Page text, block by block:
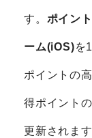
す。 ポイン
ーム(iOS)を
ポイントの
得ポイント
更新されま